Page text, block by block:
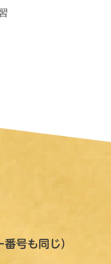
号も同じ）